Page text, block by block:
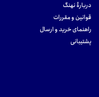
دربارهٔ نهنگ
قوانین و مقررات
راهنمای خرید و ارسال
پشتیبانی